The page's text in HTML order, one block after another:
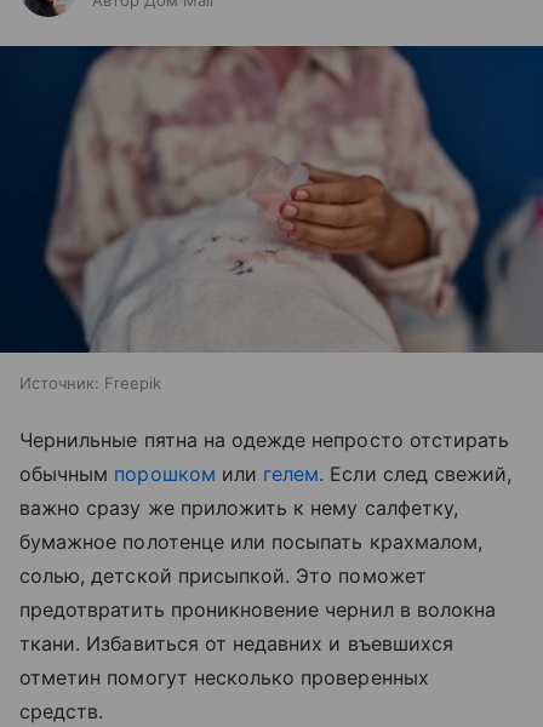
Источник: Freepik
Чернильные пятна на одежде непросто отстирать
обычным порошком или гелем. Если след свежий,
важно сразу же приложить к нему салфетку,
бумажное полотенце или посыпать крахмалом,
солью, детской присыпкой. Это поможет
предотвратить проникновение чернил в волокна
ткани. Избавиться от недавних и въевшихся
отметин помогут несколько проверенных
средств.